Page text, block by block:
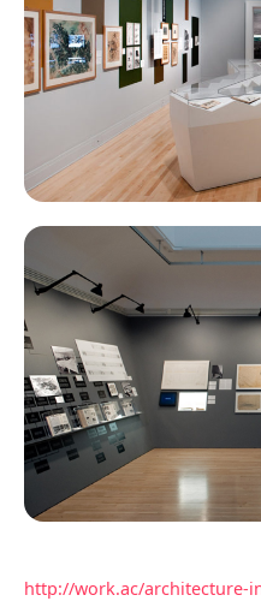
http://work.ac/architecture-